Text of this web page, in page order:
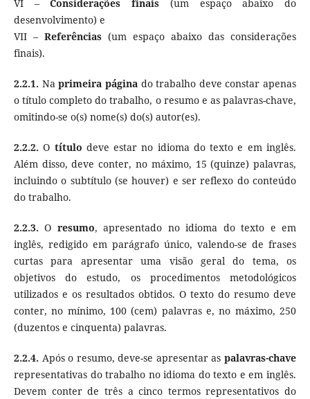
VI –Considerações finais (um espaço abaixo do
desenvolvimento) e
VII – Referências (um espaço abaixo das considerações
finais).
2.2.1. Naprimeira página do trabalho deve constar apenas
o título completo do trabalho, o resumo e as palavras-chave,
omitindo-se o(s) nome(s) do(s) autor(es).
2.2.2. O título deve estar no idioma do texto e em inglês.
Além disso, deve conter, no máximo, 15 (quinze) palavras,
incluindo o subtítulo (se houver) e ser reflexo do conteúdo
do trabalho.
2.2.3. O resumo, apresentado no idioma do texto e em
inglês, redigido em parágrafo único, valendo-se de frases
curtas para apresentar uma visão geral do tema, os
objetivos do estudo, os procedimentos metodológicos
utilizados e os resultados obtidos. O texto do resumo deve
conter, no mínimo, 100 (cem) palavras e, no máximo, 250
(duzentos e cinquenta) palavras.
2.2.4. Após o resumo, deve-se apresentar aspalavras-chave
representativas do trabalho no idioma do texto e em inglês.
Devem conter de três a cinco termos representativos do